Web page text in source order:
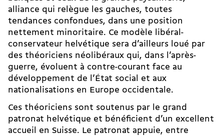
alliance qui relègue les gauches, toutes
tendances confondues, dans une position
nettement minoritaire. Ce modèle libéral-
conservateur helvétique sera d’ailleurs loué par
des théoriciens néolibéraux qui, dans l’après-
guerre, évoluent à contre-courant face au
développement de l’État social et aux
nationalisations en Europe occidentale.
Ces théoriciens sont soutenus par le grand
patronat helvétique et bénéficient d’un excellent
accueil en Suisse. Le patronat appuie, entre